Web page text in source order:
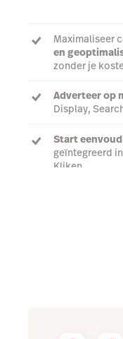
Maximaliseer
en
zonder je
Adverteer op
Display,
Start
geïntegreerd
Kliken